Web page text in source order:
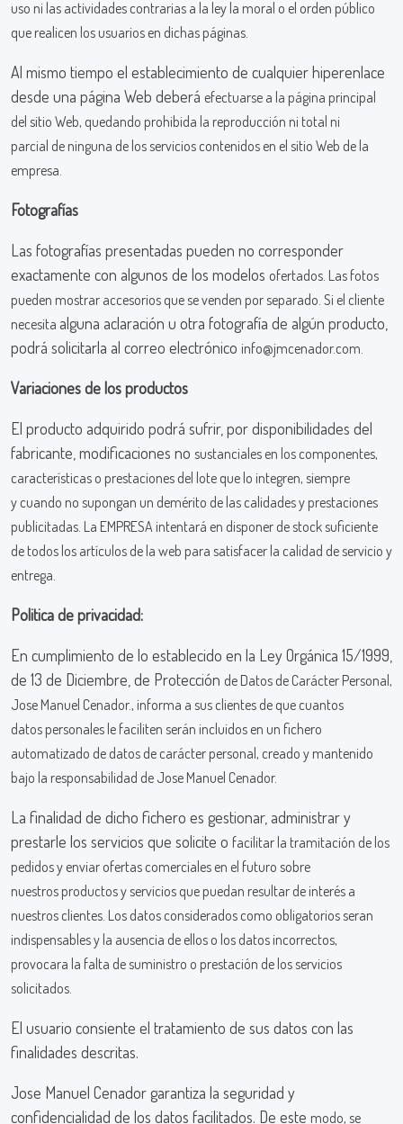
uso ni las actividades contrarias a la ley la moral o el orden público
que realicen los usuarios en dichas páginas.
Al mismo tiempo el establecimiento de cualquier hiperenlace
desde una página Web deberá efectuarse a la página principal
del sitio Web, quedando prohibida la reproducción ni total ni
parcial de ninguna de los servicios contenidos en el sitio Web de la
empresa.
Fotografías
Las fotografías presentadas pueden no corresponder
exactamente con algunos de los modelos ofertados. Las fotos
pueden mostrar accesorios que se venden por separado. Si el cliente
necesita alguna aclaración u otra fotografía de algún producto,
podrá solicitarla al correo electrónico info@jmcenador.com.
Variaciones de los productos
El producto adquirido podrá sufrir, por disponibilidades del
fabricante, modificaciones no sustanciales en los componentes,
características o prestaciones del lote que lo integren, siempre
y cuando no supongan un demérito de las calidades y prestaciones
publicitadas. La EMPRESA intentará en disponer de stock suficiente
de todos los artículos de la web para satisfacer la calidad de servicio y
entrega.
Politica de privacidad:
En cumplimiento de lo establecido en la Ley Orgánica 15/1999,
de 13 de Diciembre, de Protección de Datos de Carácter Personal,
Jose Manuel Cenador., informa a sus clientes de que cuantos
datos personales le faciliten serán incluidos en un fichero
automatizado de datos de carácter personal, creado y mantenido
bajo la responsabilidad de Jose Manuel Cenador.
La finalidad de dicho fichero es gestionar, administrar y
prestarle los servicios que solicite o facilitar la tramitación de los
pedidos y enviar ofertas comerciales en el futuro sobre
nuestros productos y servicios que puedan resultar de interés a
nuestros clientes. Los datos considerados como obligatorios seran
indispensables y la ausencia de ellos o los datos incorrectos,
provocara la falta de suministro o prestación de los servicios
solicitados.
El usuario consiente el tratamiento de sus datos con las
finalidades descritas.
Jose Manuel Cenador garantiza la seguridad y
confidencialidad de los datos facilitados. De este modo, se